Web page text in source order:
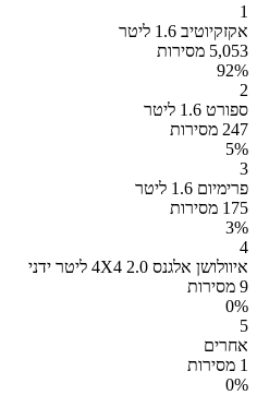
1
אקזקיוטיב 1.6 ליטר
5,053 מסירות
92%
2
ספורט 1.6 ליטר
247 מסירות
5%
3
פרימיום 1.6 ליטר
175 מסירות
3%
4
איוולושן אלגנס 4X4 2.0 ליטר ידני
9 מסירות
0%
5
אחרים
1 מסירות
0%